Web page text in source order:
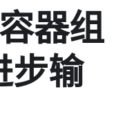
器组
步输